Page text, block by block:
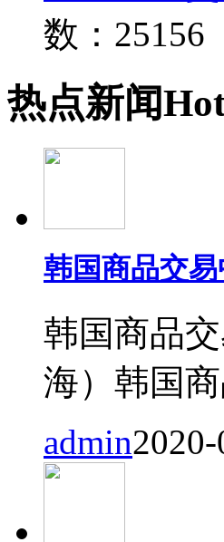
数：25156
热点新闻
韩国商品交
韩国商品
海）韩国
admin